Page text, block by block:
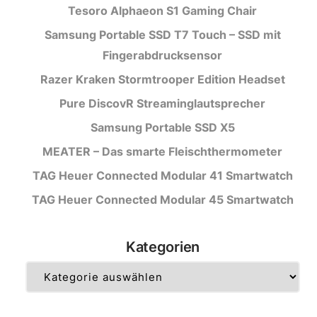
Tesoro Alphaeon S1 Gaming Chair
Samsung Portable SSD T7 Touch – SSD mit
Fingerabdrucksensor
Razer Kraken Stormtrooper Edition Headset
Pure DiscovR Streaminglautsprecher
Samsung Portable SSD X5
MEATER – Das smarte Fleischthermometer
TAG Heuer Connected Modular 41 Smartwatch
TAG Heuer Connected Modular 45 Smartwatch
Kategorien